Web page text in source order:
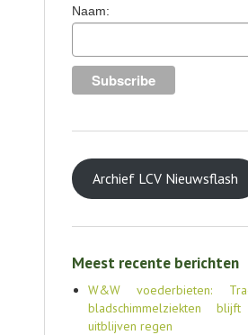
Naam:
Archief LCV Nieuwsflash
Meest recente berichten
W&W voederbieten:
bladschimmelziekten
uitblijven regen